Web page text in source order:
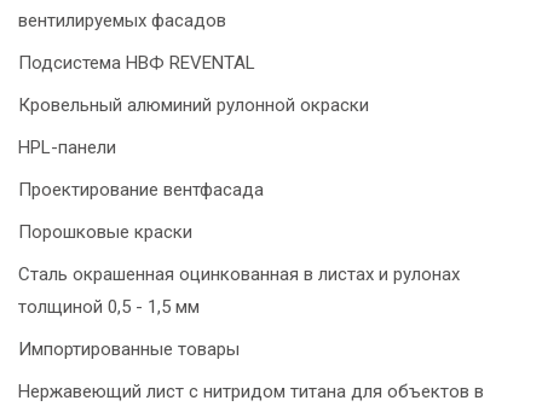
вентилируемых фасадов
Подсистема НВФ REVENTAL
Кровельный алюминий рулонной окраски
HPL-панели
Проектирование вентфасада
Порошковые краски
Сталь окрашенная оцинкованная в листах и рулонах
толщиной 0,5 - 1,5 мм
Импортированные товары
Нержавеющий лист с нитридом титана для объектов в